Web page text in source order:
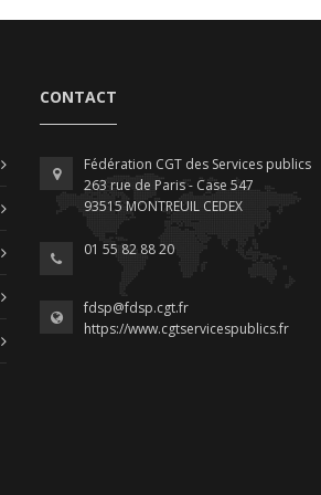
CONTACT
Fédération CGT des Services publics
263 rue de Paris - Case 547
93515 MONTREUIL CEDEX
01 55 82 88 20
fdsp@fdsp.cgt.fr
https://www.cgtservicespublics.fr